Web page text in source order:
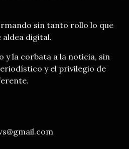
sin tanto rollo lo que
digital.
y la corbata a la noticia, sin
y el privilegio de